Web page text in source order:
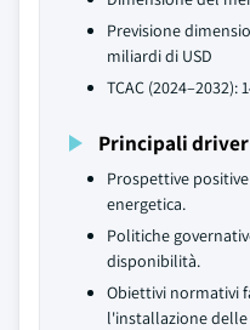
Previsione
miliardi di USD
TCAC (2024–2032):
Principali
Prospettive
energetica.
Politiche
disponibilità.
Obiettivi normativi
l'installazione